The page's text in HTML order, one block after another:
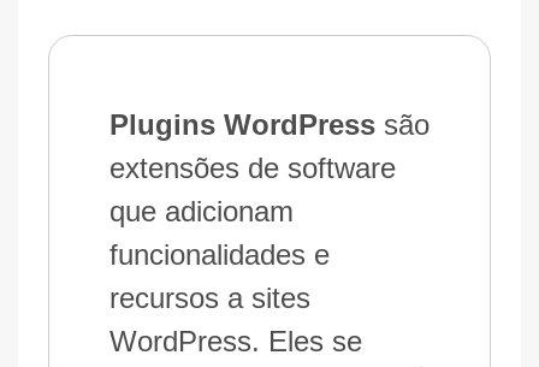
Plugins WordPress são
extensões de software
que adicionam
funcionalidades e
recursos a sites
WordPress. Eles se